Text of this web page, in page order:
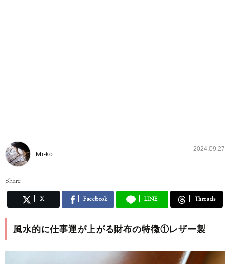
Mi-ko
2024.09.27
Share
X Facebook LINE Threads
風水的に仕事運が上がる財布の特徴①レザー製